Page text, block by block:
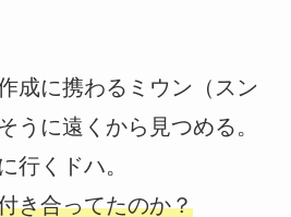
成に携わるミウン（スン
うに遠くから見つめる。
行くドハ。
き合ってたのか？